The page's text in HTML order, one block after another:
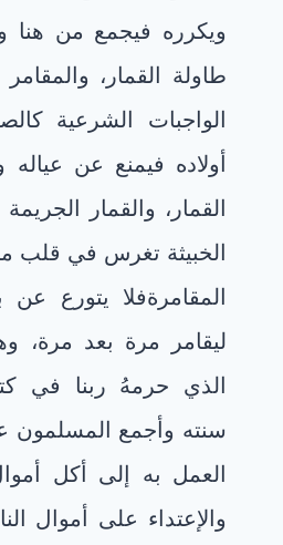
ويكرره فيجمع من هنا
طاولة القمار،
الواجبات الشرعية
أولاده فيمنع عن
القمار، والقمار
الخبيثة تغرس في قلب
المقامرةفلا يتورع عن
ليقامر مرة بعد مرة،
الذي حرمهُ ربنا في
سنته وأجمع المسلمون
العمل به إلى أكل
والإعتداء على أموال